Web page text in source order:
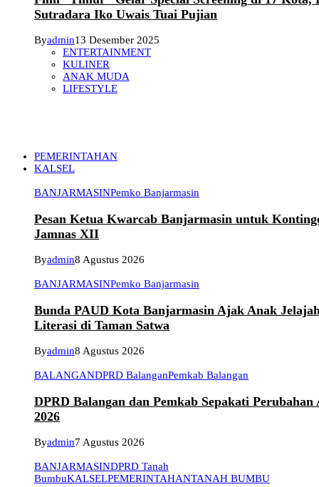
Sutradara Iko Uwais Tuai Pujian
Byadmin13 Desember 2025
ENTERTAINMENT
KULINER
ANAK MUDA
LIFESTYLE
PEMERINTAHAN
KALSEL
BANJARMASINPemko Banjarmasin
Pesan Ketua Kwarcab Banjarmasin untuk
Jamnas XII
Byadmin8 Agustus 2026
BANJARMASINPemko Banjarmasin
Bunda PAUD Kota Banjarmasin Ajak Anak
Literasi di Taman Satwa
Byadmin8 Agustus 2026
BALANGANDPRD BalanganPemkab Balangan
DPRD Balangan dan Pemkab Sepakati Perubahan
2026
Byadmin7 Agustus 2026
BANJARMASINDPRD Tanah
BumbuKALSELPEMERINTAHANTANAH BUMBU